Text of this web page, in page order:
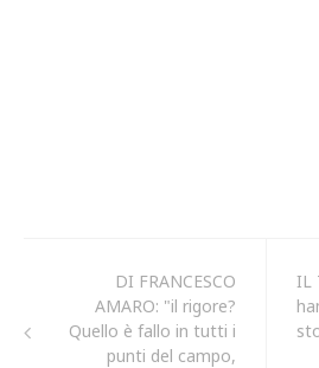
DI FRANCESCO
AMARO: "il rigore?
Quello è fallo in tutti i
punti del campo,
IL